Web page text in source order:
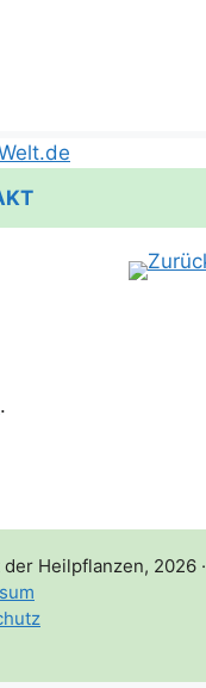
.
Heilpflanzen, 2026·